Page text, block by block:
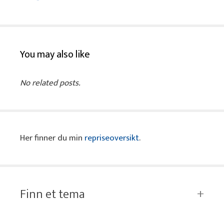
You may also like
No related posts.
Her finner du min repriseoversikt.
Finn et tema